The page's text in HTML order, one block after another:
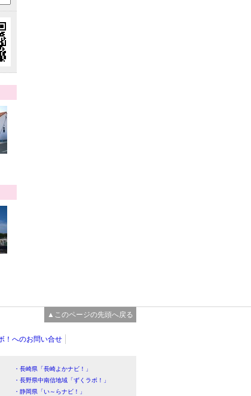
▲このページの先頭へ戻る
！へのお問い合せ
・長崎県「長崎よかナビ！」
・長野県中南信地域「ずくラボ！」
・静岡県「い～らナビ！」